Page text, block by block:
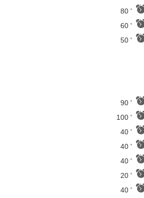
80 '
60 '
50 '
90 '
100 '
40 '
40 '
40 '
20 '
40 '